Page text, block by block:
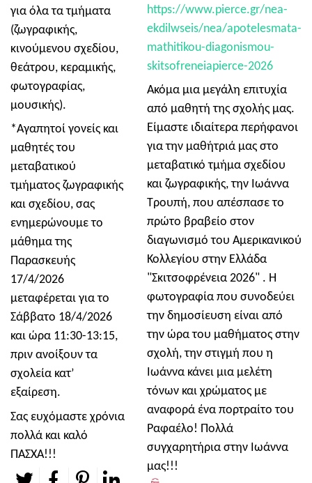
για όλα τα τμήματα
(ζωγραφικής,
κινούμενου σχεδίου,
θεάτρου, κεραμικής,
φωτογραφίας,
μουσικής).
*Αγαπητοί γονείς και
μαθητές του
μεταβατικού
τμήματος ζωγραφικής
και σχεδίου, σας
ενημερώνουμε το
μάθημα της
Παρασκευής
17/4/2026
μεταφέρεται για το
Σάββατο 18/4/2026
και ώρα 11:30-13:15,
πριν ανοίξουν τα
σχολεία κατ’
εξαίρεση.
Σας ευχόμαστε χρόνια
πολλά και καλό
ΠΑΣΧΑ!!!
https://www.pierce.gr/nea-
ekdilwseis/nea/apotelesmata-
mathitikou-diagonismou-
skitsofreneiapierce-2026
Ακόμα μια μεγάλη επιτυχία
από μαθητή της σχολής μας.
Είμαστε ιδιαίτερα περήφανοι
για την μαθήτριά μας στο
μεταβατικό τμήμα σχεδίου
και ζωγραφικής, την Ιωάννα
Τρουπή, που απέσπασε το
πρώτο βραβείο στον
διαγωνισμό του Αμερικανικού
Κολλεγίου στην Ελλάδα
"Σκιτσοφρένεια 2026" . Η
φωτογραφία που συνοδεύει
την δημοσίευση είναι από
την ώρα του μαθήματος στην
σχολή, την στιγμή που η
Ιωάννα κάνει μια μελέτη
τόνων και χρώματος με
αναφορά ένα πορτραίτο του
Ραφαέλο! Πολλά
συγχαρητήρια στην Ιωάννα
μας!!!